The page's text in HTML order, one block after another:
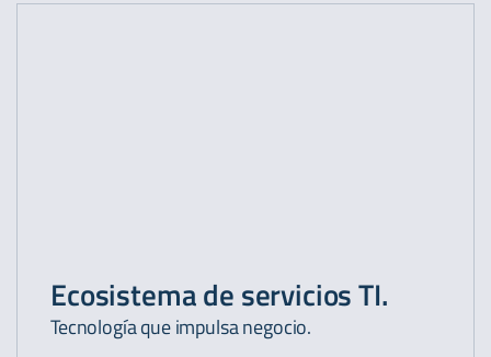
Ecosistema de servicios TI.
Tecnología que impulsa negocio.